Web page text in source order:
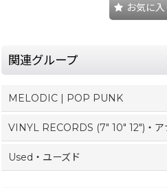
お気に
関連グループ
MELODIC | POP PUNK
VINYL RECORDS (7" 10" 12")・ア
Used・ユーズド